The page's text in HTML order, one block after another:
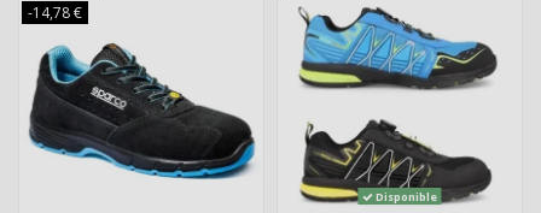
-14,78 €
Disponible